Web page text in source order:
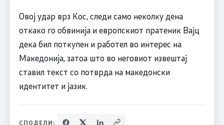
Овој удар врз Кос, следи само неколку дена
откако го обвинија и европскиот пратеник Вајц
дека бил поткупен и работел во интерес на
Македонија, затоа што во неговиот извештај
ставил текст со потврда на македонски
идентитет и јазик.
СПОДЕЛИ: